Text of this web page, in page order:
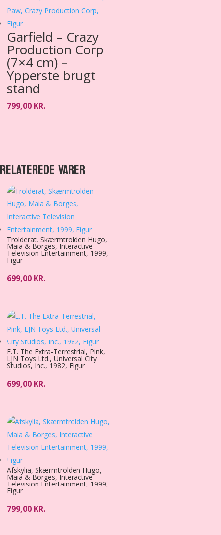
Garfield – Crazy
Production Corp
(7×4 cm) –
Ypperste brugt
stand
799,00 KR.
RELATEREDE VARER
Trolderat, Skærmtrolden Hugo,
Maia & Borges, Interactive
Television Entertainment, 1999,
Figur
699,00 KR.
E.T. The Extra-Terrestrial, Pink,
LJN Toys Ltd., Universal City
Studios, Inc., 1982, Figur
699,00 KR.
Afskylia, Skærmtrolden Hugo,
Maia & Borges, Interactive
Television Entertainment, 1999,
Figur
799,00 KR.